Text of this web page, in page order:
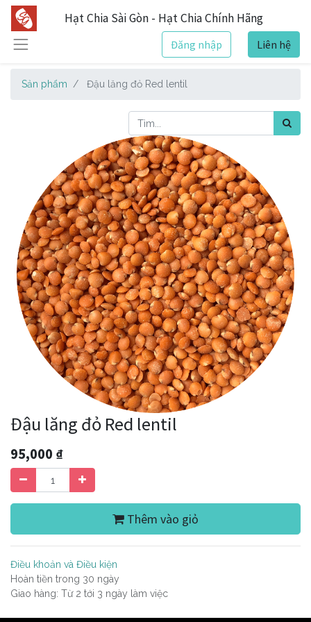
Hạt Chia Sài Gòn - Hạt Chia Chính Hãng
Đăng nhập Liên hệ
Sản phẩm Đậu lăng đỏ Red lentil
Đậu lăng đỏ Red lentil
95,000 ₫
Thêm vào giỏ
Điều khoản và Điều kiện
Hoàn tiền trong 30 ngày
Giao hàng: Từ 2 tới 3 ngày làm việc